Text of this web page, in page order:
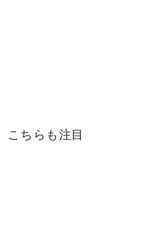
こちらも注目